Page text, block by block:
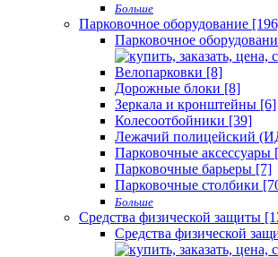
Больше
Парковочное оборудование
Парковочное
Велопарковки [8]
Дорожные блоки [8]
Зеркала и кронштейны [6]
Колесоотбойники [39]
Лежачий полицейский
Парковочные аксессуары
Парковочные барьеры [7]
Парковочные столбики
Больше
Средства физической защиты
Средства физической